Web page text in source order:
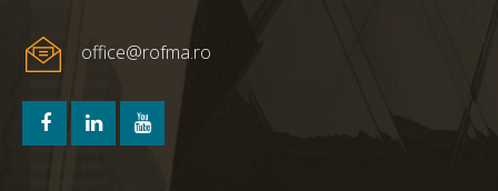
office@rofma.ro